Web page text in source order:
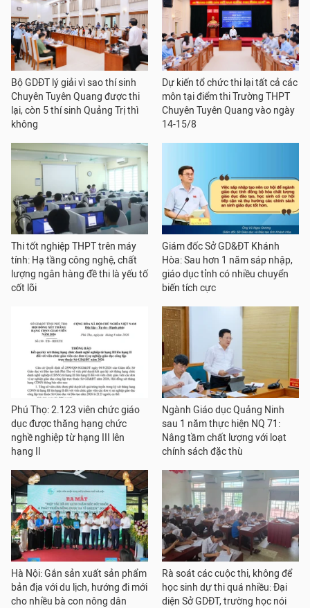
Bộ GDĐT lý giải vì sao thí sinh
Chuyên Tuyên Quang được thi
lại, còn 5 thí sinh Quảng Trị thì
không
Dự kiến tổ chức thi lại tất cả các
môn tại điểm thi Trường THPT
Chuyên Tuyên Quang vào ngày
14-15/8
Thi tốt nghiệp THPT trên máy
tính: Hạ tầng công nghệ, chất
lượng ngân hàng đề thi là yếu tố
cốt lõi
Giám đốc Sở GD&ĐT Khánh
Hòa: Sau hơn 1 năm sáp nhập,
giáo dục tỉnh có nhiều chuyển
biến tích cực
Phú Thọ: 2.123 viên chức giáo
dục được thăng hạng chức
nghề nghiệp từ hạng III lên
hạng II
Ngành Giáo dục Quảng Ninh
sau 1 năm thực hiện NQ 71:
Nâng tầm chất lượng với loạt
chính sách đặc thù
Hà Nội: Gắn sản xuất sản phẩm
bản địa với du lịch, hướng đi mới
cho nhiều bà con nông dân
Rà soát các cuộc thi, không để
học sinh dự thi quá nhiều: Đại
diện Sở GDĐT, trường học nói